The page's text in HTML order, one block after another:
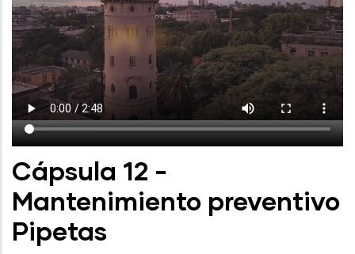
Cápsula 12 -
Mantenimiento preventivo
Pipetas